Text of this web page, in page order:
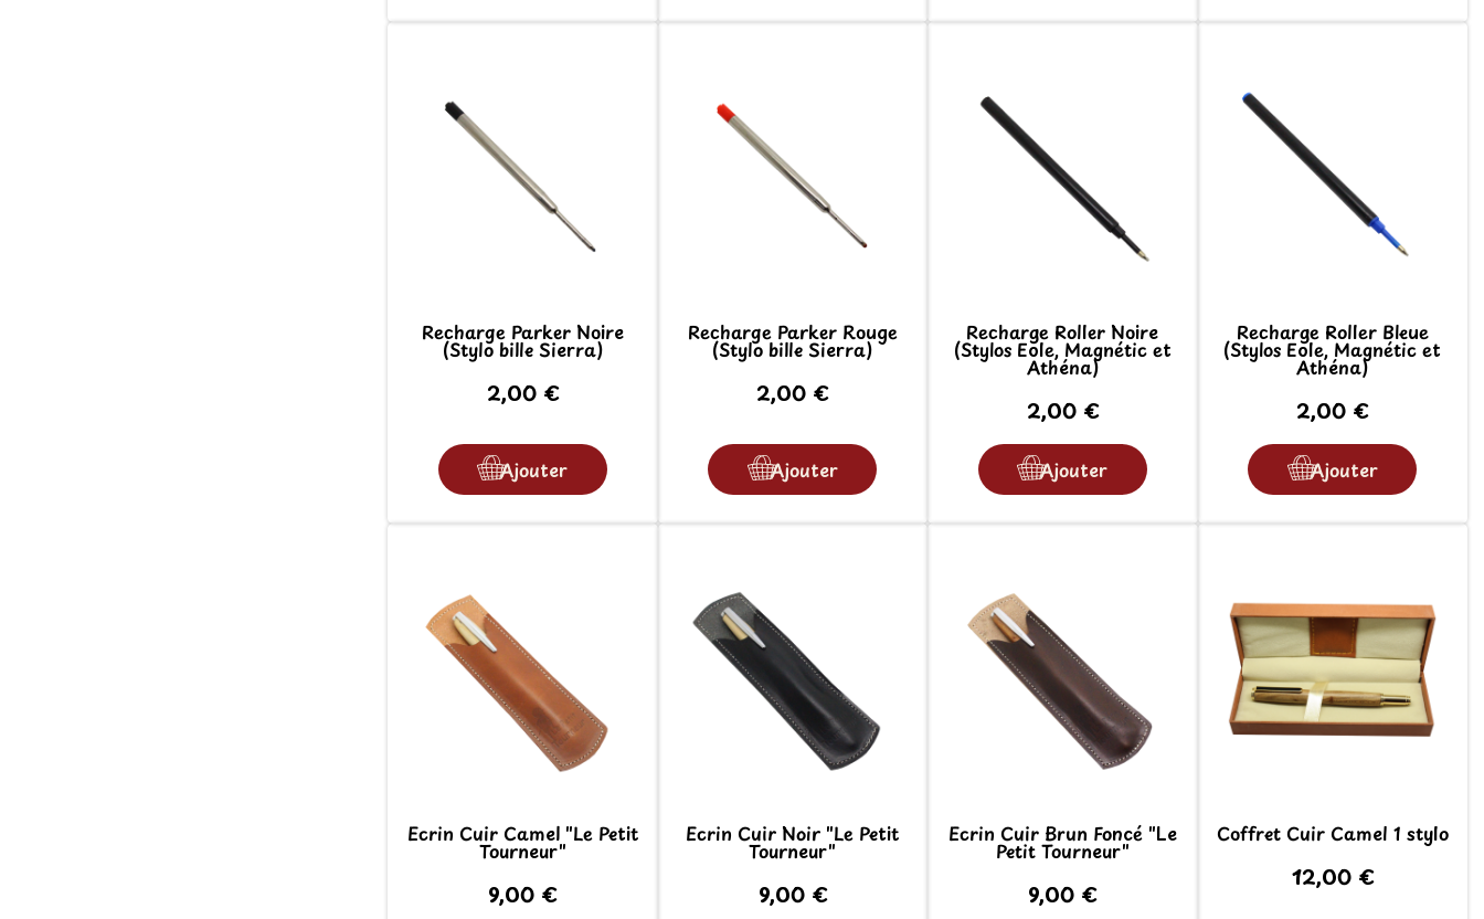
Recharge Parker Noire
(Stylo bille Sierra)
2,00 €
Ajouter
Recharge Parker Rouge
(Stylo bille Sierra)
2,00 €
Ajouter
Recharge Roller Noire
(Stylos Eole, Magnétic et
Athéna)
2,00 €
Ajouter
Recharge Roller Bleue
(Stylos Eole, Magnétic et
Athéna)
2,00 €
Ajouter
Ecrin Cuir Camel "Le Petit
Tourneur"
9,00 €
Ecrin Cuir Noir "Le Petit
Tourneur"
9,00 €
Ecrin Cuir Brun Foncé "Le
Petit Tourneur"
9,00 €
Coffret Cuir Camel 1 stylo
12,00 €